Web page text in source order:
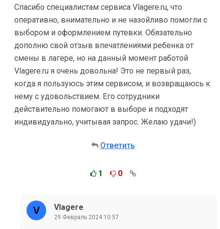
Спасибо специалистам сервиса Vlagere.ru, что
оперативно, внимательно и не назойливо помогли с
выбором и оформлением путевки. Обязательно
дополню свой отзыв впечатлениями ребенка от
смены в лагере, но на данный момент работой
Vlagere.ru я очень довольна! Это не первый раз,
когда я пользуюсь этим сервисом, и возвращаюсь к
нему с удовольствием. Его сотрудники
действительно помогают в выборе и подходят
индивидуально, учитывая запрос. Желаю удачи!)
Ответить
1 0
Vlagere
29 Февраль 2024 10:57